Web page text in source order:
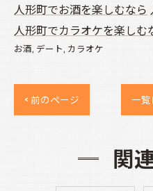
人形町でお酒を楽しむなら
人形町でカラオケを楽しむ
お酒 デート カラオケ
< 前のページ 一覧
関